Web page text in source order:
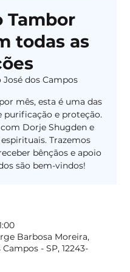
Tambor
todas as
José dos Campos
mês, esta é uma das
purificação e proteção.
Dorje Shugden e
Trazemos
bênçãos e apoio
são bem-vindos!
Barbosa Moreira,
- SP, 12243-